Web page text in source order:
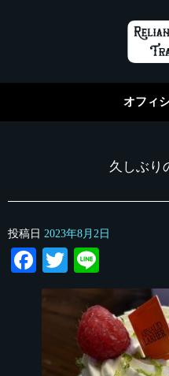
オフィ
久しぶり
投稿日 2023年8月2日
Facebook
Twitter